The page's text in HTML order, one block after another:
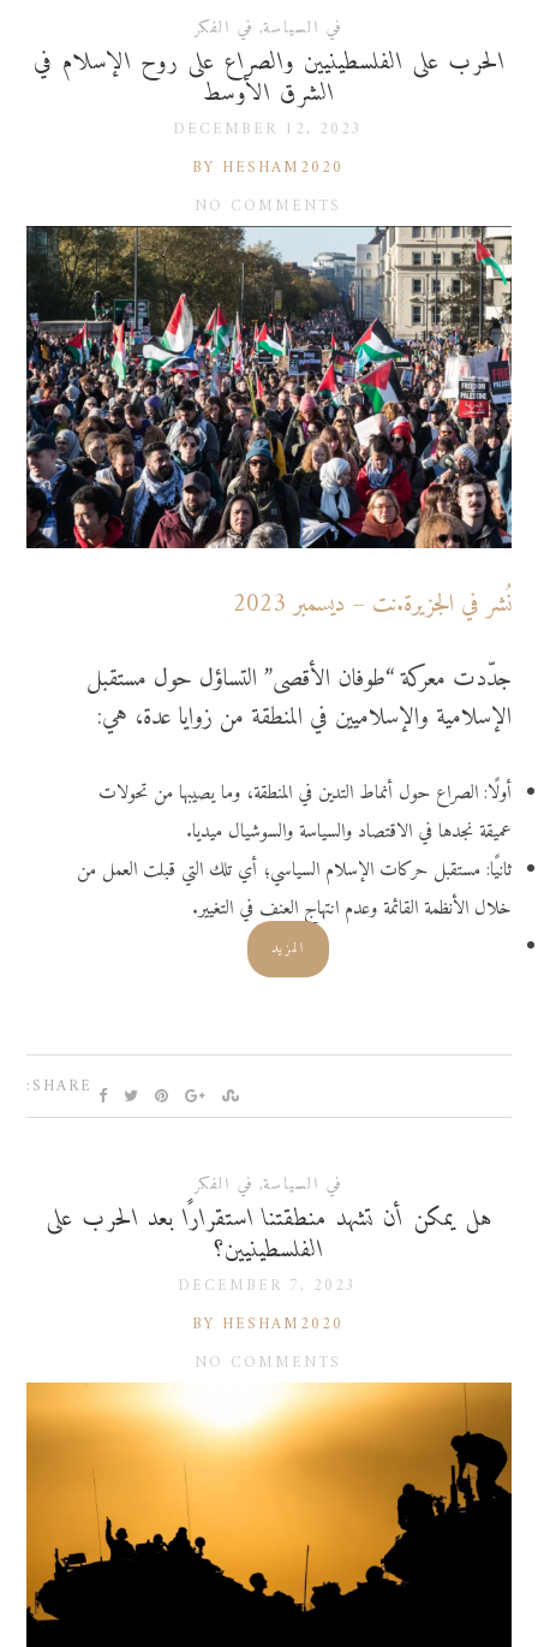
في السياسة, في الفكر
الحرب على الفلسطينيين والصراع على روح الإسلام في
الشرق الأوسط
DECEMBER 12, 2023
BY HESHAM2020
NO COMMENTS
نُشر في الجزيرة.نت – ديسمبر 2023
جدّدت معركة “طوفان الأقصى” التساؤل حول مستقبل
الإسلامية والإسلاميين في المنطقة من زوايا عدة، هي:
أولًا: الصراع حول أنماط التدين في المنطقة، وما يصيبها من تحولات
عميقة نجدها في الاقتصاد والسياسة والسوشيال ميديا.
ثانيًا: مستقبل حركات الإسلام السياسي؛ أي تلك التي قبلت العمل من
خلال الأنظمة القائمة وعدم انتهاج العنف في التغيير.
المزيد
SHARE:
في السياسة, في الفكر
هل يمكن أن تشهد منطقتنا استقرارًا بعد الحرب على
الفلسطينيين؟
DECEMBER 7, 2023
BY HESHAM2020
NO COMMENTS